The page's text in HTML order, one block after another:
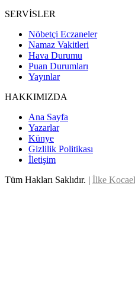
SERVİSLER
Nöbetçi Eczaneler
Namaz Vakitleri
Hava Durumu
Puan Durumları
Yayınlar
HAKKIMIZDA
Ana Sayfa
Yazarlar
Künye
Gizlilik Politikası
İletişim
Tüm Hakları Saklıdır. | İlke